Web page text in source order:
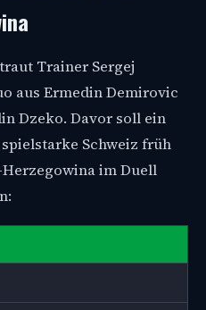
Trainer Sergej
aus Ermedin Demirovic
Dzeko. Davor soll ein
Schweiz früh
im Duell